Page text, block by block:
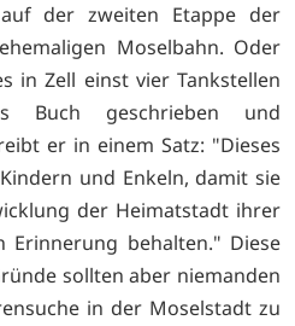
der zweiten Etappe der
Moselbahn. Oder
in Zell einst vier Tankstellen
Buch geschrieben und
er in einem Satz: "Dieses
und Enkeln, damit sie
der Heimatstadt ihrer
behalten." Diese
sollten aber niemanden
in der Moselstadt zu